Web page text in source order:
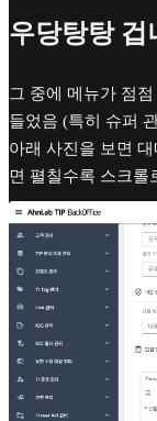
우당탕탕
그 중에 메뉴가 점
들었음 (특히 슈퍼
아래 사진을 보면
면 펼칠수록 스크롤